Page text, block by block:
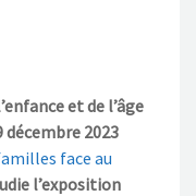
et de l’âge
décembre 2023
face au
l’exposition